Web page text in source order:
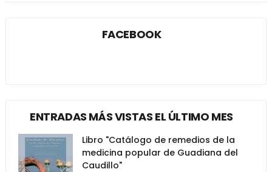
FACEBOOK
ENTRADAS MÁS VISTAS EL ÚLTIMO MES
Libro "Catálogo de remedios de la
medicina popular de Guadiana del
Caudillo"